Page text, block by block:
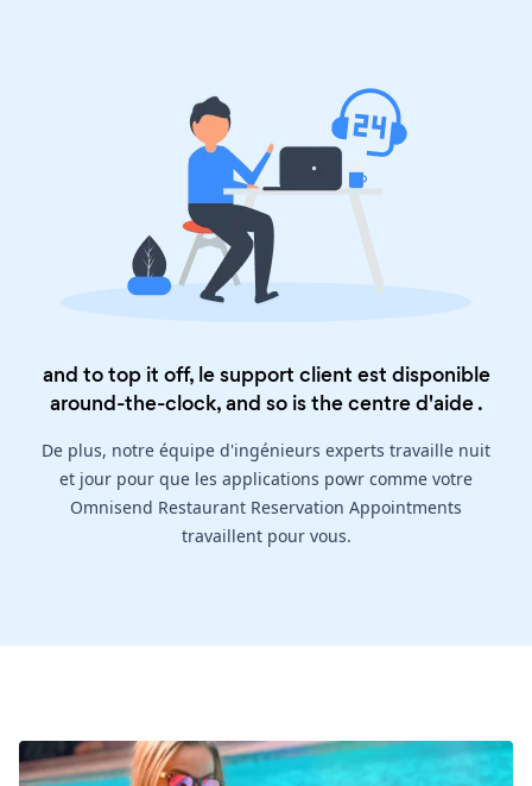
and to top it off, le support client est disponible
around-the-clock, and so is thecentre d'aide.
De plus, notre équipe d'ingénieurs experts travaille nuit
et jour pour que les applications powr comme votre
Omnisend Restaurant Reservation Appointments
travaillent pour vous.